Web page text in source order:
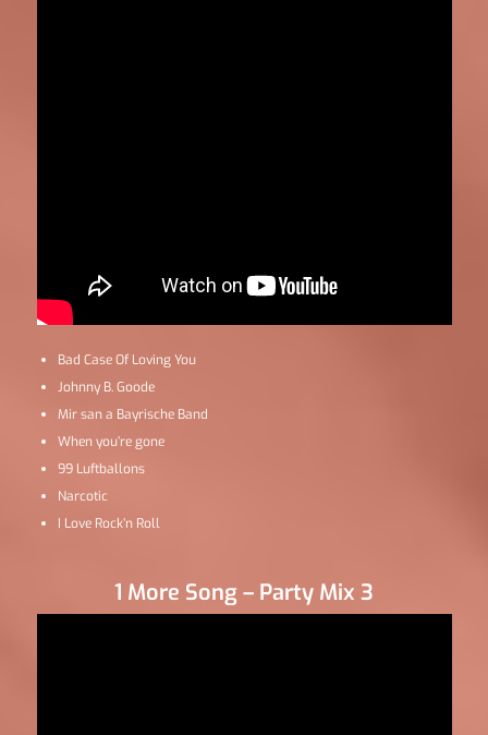
Bad Case Of Loving You
Johnny B. Goode
Mir san a Bayrische Band
When you’re gone
99 Luftballons
Narcotic
I Love Rock’n Roll
1 More Song – Party Mix 3